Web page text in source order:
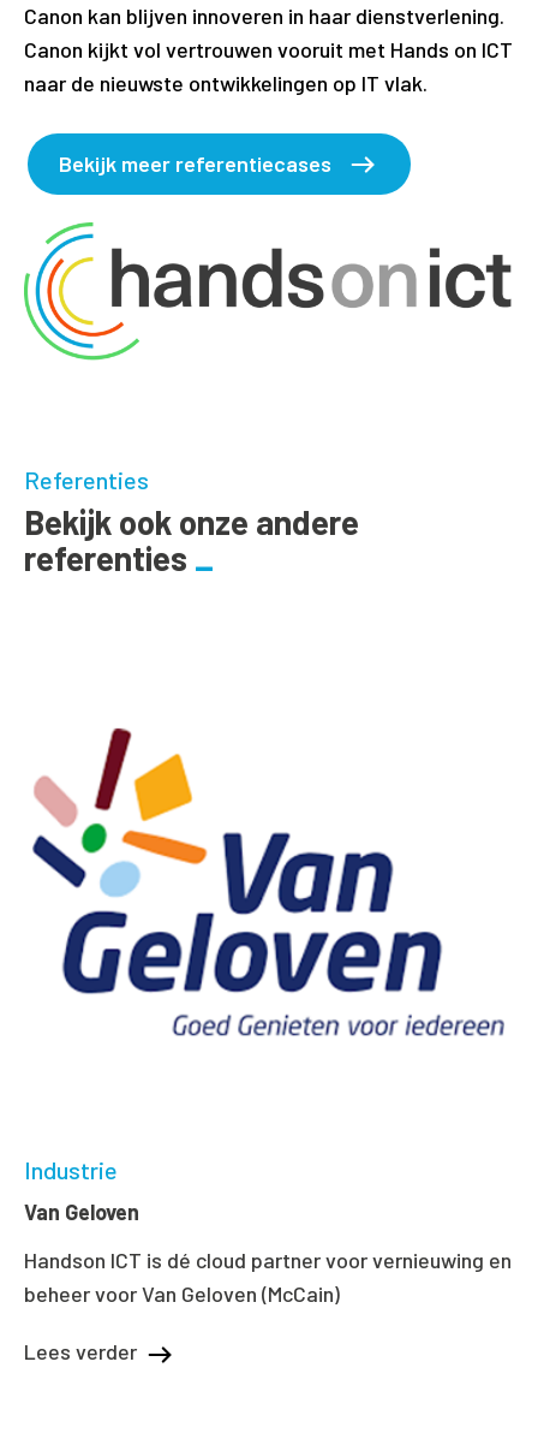
Canon kan blijven innoveren in haar dienstverlening.
Canon kijkt vol vertrouwen vooruit met Hands on ICT
naar de nieuwste ontwikkelingen op IT vlak.
Bekijk meer referentiecases
Referenties
Bekijk ook onze andere
referenties
Industrie
Van Geloven
Handson ICT is dé cloud partner voor vernieuwing en
beheer voor Van Geloven (McCain)
Lees verder